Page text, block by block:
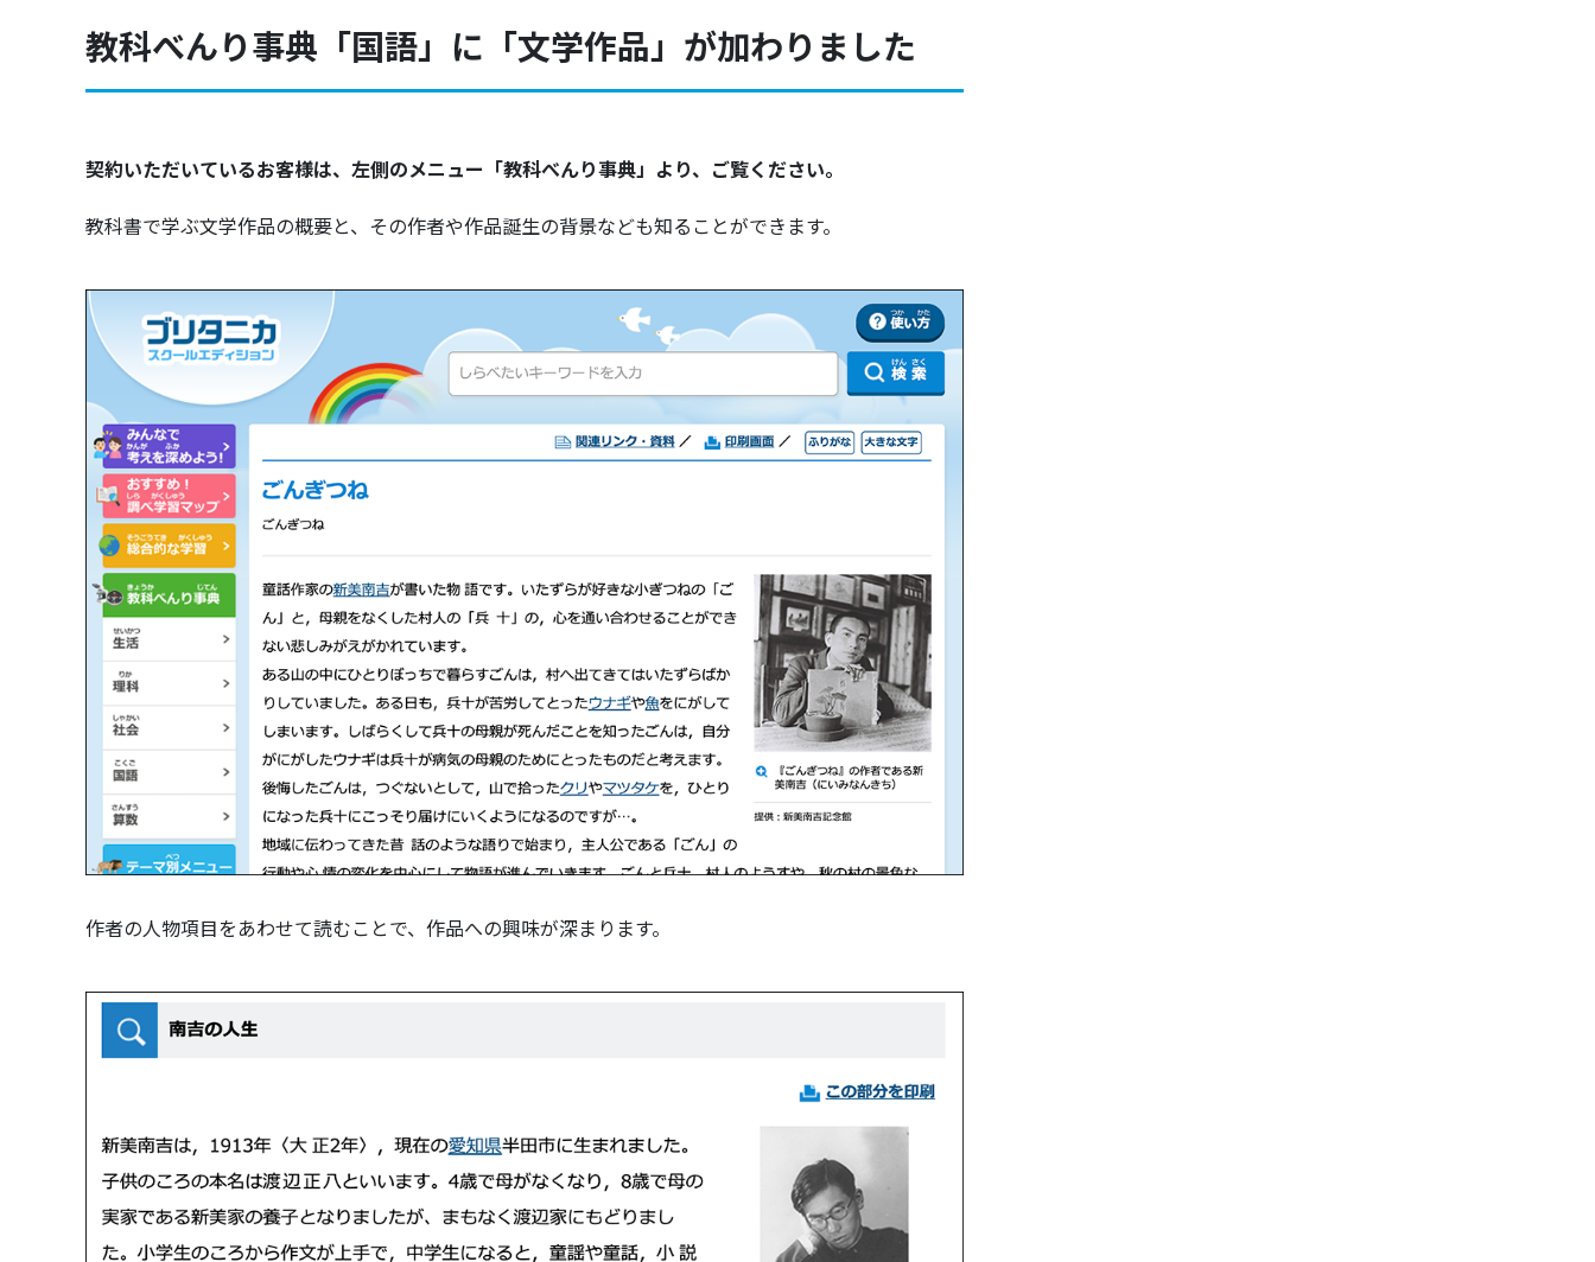
教科べんり事典「国語」に「文学作品」が加わりました
契約いただいているお客様は、左側のメニュー「教科べんり事典」より、ご覧ください。
教科書で学ぶ文学作品の概要と、その作者や作品誕生の背景なども知ることができます。
作者の人物項目をあわせて読むことで、作品への興味が深まります。